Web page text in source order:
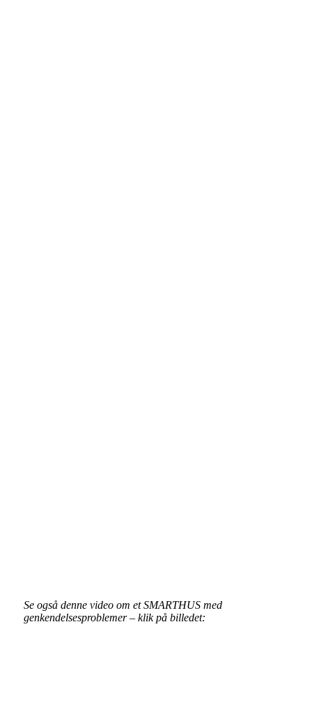
Se også denne video om et SMARTHUS med
genkendelsesproblemer – klik på billedet: